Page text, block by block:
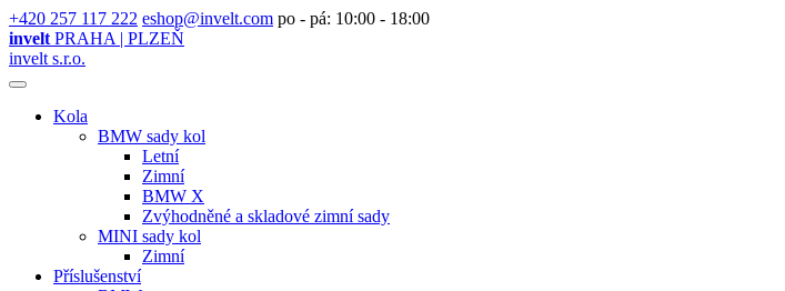
+420 257 117 222 eshop@invelt.com po - pá: 10:00 - 18:00
invelt PRAHA | PLZEŇ
invelt s.r.o.
Kola
BMW sady kol
Letní
Zimní
BMW X
Zvýhodněné a skladové zimní sady
MINI sady kol
Zimní
Příslušenství